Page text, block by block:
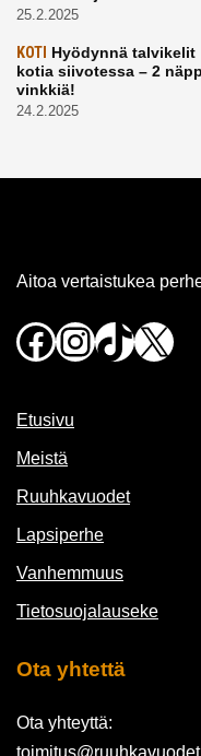
25.2.2025
KOTI Hyödynnä talvikelit
kotia siivotessa – 2
vinkkiä!
24.2.2025
Aitoa vertaistukea
Facebook
Instagram
TikTok
X
Etusivu
Meistä
Ruuhkavuodet
Lapsiperhe
Vanhemmuus
Tietosuojalauseke
Ota yhtettä
Ota yhteyttä: